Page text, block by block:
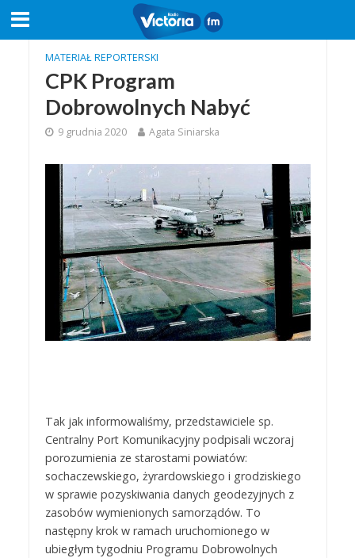
MATERIAŁ REPORTERSKI
CPK Program
Dobrowolnych Nabyć
9 grudnia 2020 Agata Siniarska
Tak jak informowaliśmy, przedstawiciele sp.
Centralny Port Komunikacyjny podpisali wczoraj
porozumienia ze starostami powiatów:
sochaczewskiego, żyrardowskiego i grodziskiego
w sprawie pozyskiwania danych geodezyjnych z
zasobów wymienionych samorządów. To
następny krok w ramach uruchomionego w
ubiegłym tygodniu Programu Dobrowolnych